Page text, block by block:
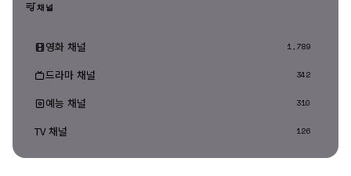
채널
영화 채널 1,789
드라마 채널 342
예능 채널 310
TV 채널 126